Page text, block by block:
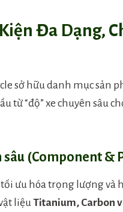
Đa Dạng,
sở hữu danh mục sản
từ “độ” xe chuyên sâu
sâu (Component &
ưu hóa trọng lượng và
liệuTitanium, Carbon